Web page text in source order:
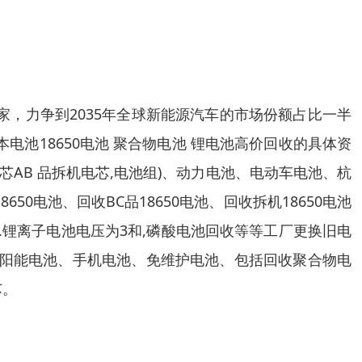
力争到2035年全球新能源汽车的市场份额占比一半
池18650电池 聚合物电池 锂电池高价回收的具体资
AB 品拆机电芯,电池组)、动力电池、电动车电池、杭
电池、回收BC品18650电池、回收拆机18650电池
离子电池电压为3和,磷酸电池回收等等工厂更换旧电
能电池、手机电池、免维护电池、包括回收聚合物电